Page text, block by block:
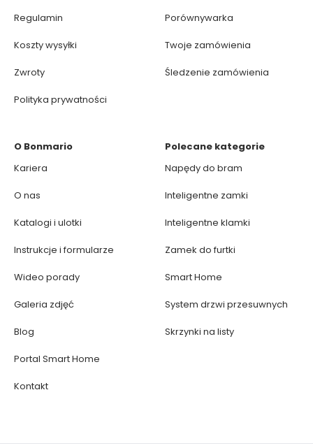
Regulamin
Koszty wysyłki
Zwroty
Polityka prywatności
Porównywarka
Twoje zamówienia
Śledzenie zamówienia
O Bonmario
Kariera
O nas
Katalogi i ulotki
Instrukcje i formularze
Wideo porady
Galeria zdjęć
Blog
Portal Smart Home
Kontakt
Polecane kategorie
Napędy do bram
Inteligentne zamki
Inteligentne klamki
Zamek do furtki
Smart Home
System drzwi przesuwnych
Skrzynki na listy